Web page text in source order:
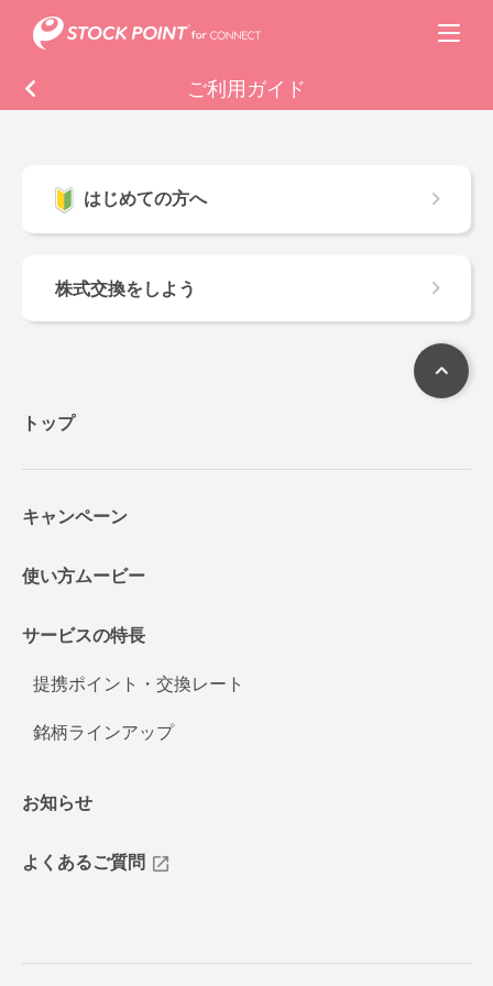
ご利用ガイド
はじめての方へ
株式交換をしよう
トップ
キャンペーン
使い方ムービー
サービスの特長
提携ポイント・交換レート
銘柄ラインアップ
お知らせ
よくあるご質問